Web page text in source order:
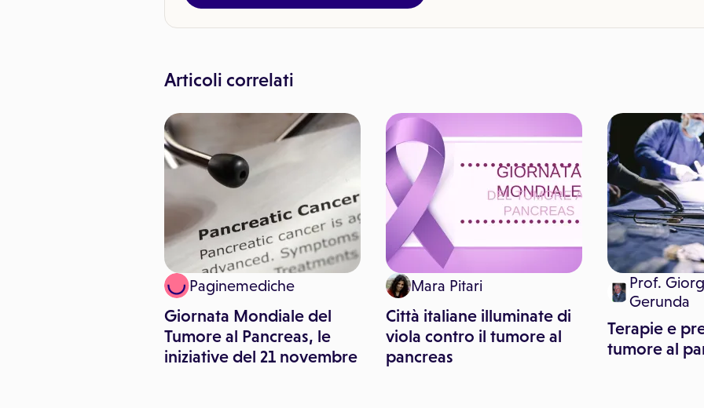
Articoli correlati
Paginemediche
Giornata Mondiale del
Tumore al Pancreas, le
iniziative del 21 novembre
Mara Pitari
Città italiane illuminate di
viola contro il tumore al
pancreas
Prof.
Gerunda
Terapie e
tumore al